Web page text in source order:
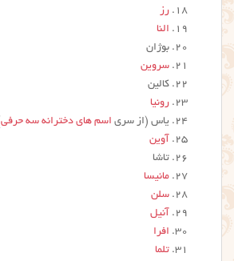
رز
النا
بوژان
سروین
کالین
رونیا
یاس (از سری اسم های دخترانه سه حرفی
آوین
تاشا
مانیسا
سلن
آنیل
افرا
تلما